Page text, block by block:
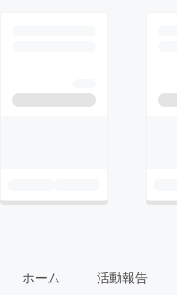
ホーム 活動報告